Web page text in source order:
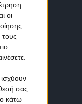
οι
τους
σας
κάτω